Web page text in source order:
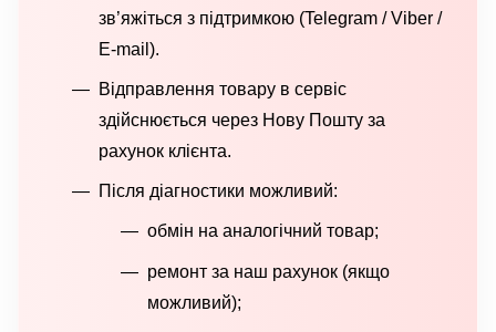
зв’яжіться з підтримкою (Telegram / Viber /
E-mail).
Відправлення товару в сервіс
здійснюється через Нову Пошту за
рахунок клієнта.
Після діагностики можливий:
обмін на аналогічний товар;
ремонт за наш рахунок (якщо
можливий);